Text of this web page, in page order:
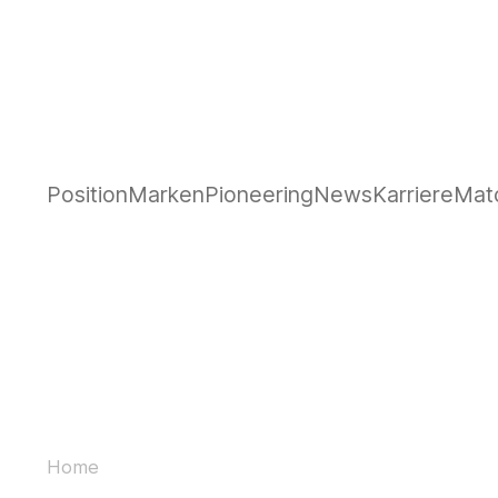
PositionMarkenPioneeringNewsKarriere
Home